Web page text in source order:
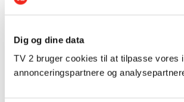
Dig og dine data
TV 2 bruger cookies til at tilpasse vores
annonceringspartnere og